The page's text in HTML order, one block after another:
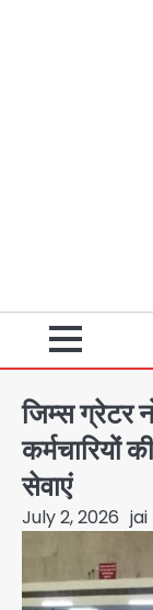
जिम्स ग्रेटर
कर्मचारियों
सेवाएं
July 2, 2026 jai